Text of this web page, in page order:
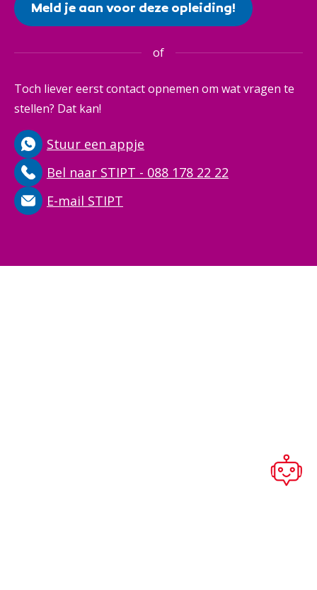
Meld je aan voor deze opleiding!
of
Toch liever eerst contact opnemen om wat vragen te
stellen? Dat kan!
Stuur een appje
Bel naar STIPT - 088 178 22 22
E-mail STIPT